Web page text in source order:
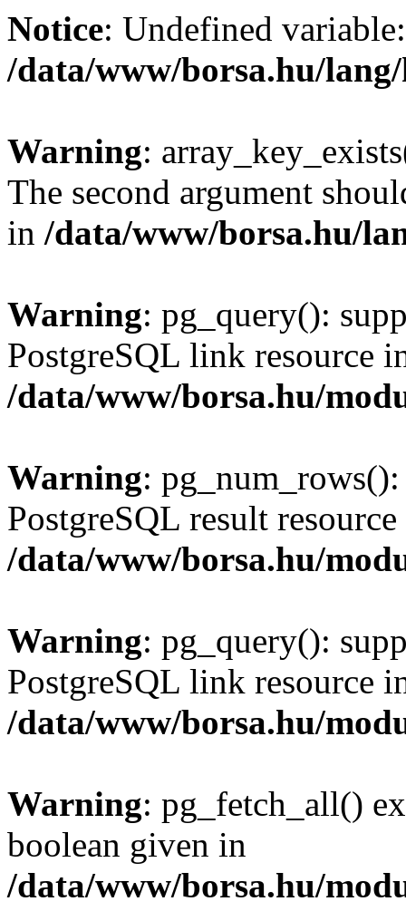
Notice: Undefined
/data/www/borsa.hu/
Warning:
The second argument
in /data/www/borsa.hu/
Warning: pg_query():
PostgreSQL link resource
/data/www/borsa.hu/
Warning:
PostgreSQL result
/data/www/borsa.hu/
Warning: pg_query():
PostgreSQL link resource
/data/www/borsa.hu/
Warning: pg_fetch_all()
boolean given in
/data/www/borsa.hu/